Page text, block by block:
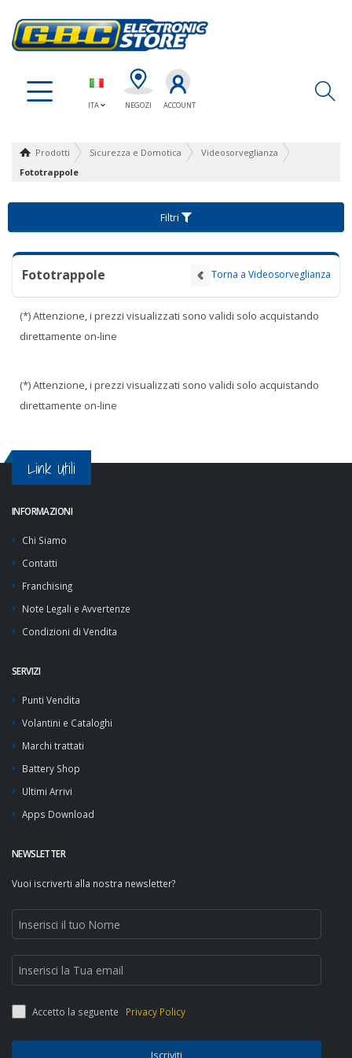
ITA NEGOZI ACCOUNT
Prodotti Sicurezza e Domotica
Videosorveglianza
Fototrappole
Filtri
Fototrappole Torna a Videosorveglianza
(*) Attenzione, i prezzi visualizzati sono validi solo acquistando
direttamente on-line
(*) Attenzione, i prezzi visualizzati sono validi solo acquistando
direttamente on-line
Link Utili
INFORMAZIONI
Chi Siamo
Contatti
Franchising
Note Legali e Avvertenze
Condizioni di Vendita
SERVIZI
Punti Vendita
Volantini e Cataloghi
Marchi trattati
Battery Shop
Ultimi Arrivi
Apps Download
NEWSLETTER
Vuoi iscriverti alla nostra newsletter?
Accetto la seguente Privacy Policy
Iscriviti